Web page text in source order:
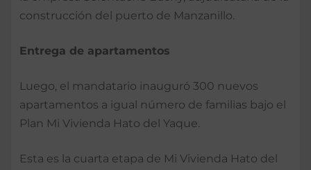
construcción del puerto de Manzanillo.
Entrega de apartamentos
Luego, el mandatario inauguró 300 nuevos
apartamentos a igual número de familias bajo el
Plan Mi Vivienda Hato del Yaque.
Esta es la cuarta etapa de Mi Vivienda Hato del